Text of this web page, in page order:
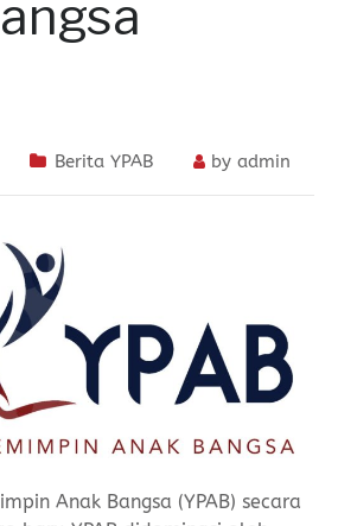
Berita YPAB by admin
Anak Bangsa (YPAB) secara